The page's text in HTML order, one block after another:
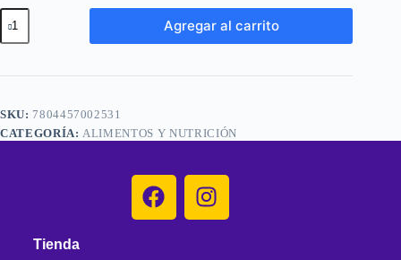
Agregar al carrito
SKU: 7804457002531
CATEGORÍA: ALIMENTOS Y NUTRICIÓN
Tienda